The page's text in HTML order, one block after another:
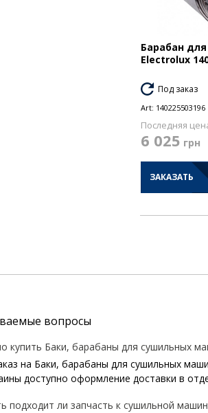
Барабан
Electrolux
Под заказ
Art: 140225503196
Последняя
6 025 грн
ЗАКАЗАТЬ
вопросы
Баки, барабаны для сушильных
на Баки, барабаны для сушильных
доступно оформление доставки в
подходит ли запчасть к сушильной